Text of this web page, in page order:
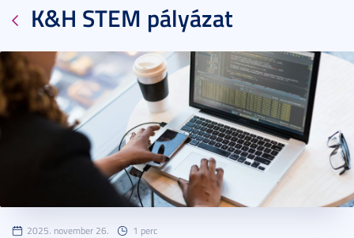
K&H STEM pályázat
2025. november 26. 1 perc